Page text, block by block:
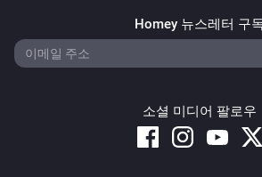
Homey 뉴스레터 구
소셜 미디어 팔로우